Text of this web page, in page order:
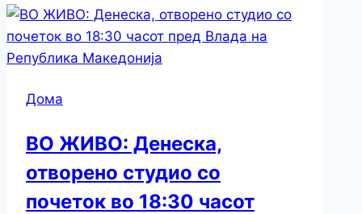
Дома
ВО ЖИВО: Денеска,
отворено студио со
почеток во 18:30 часот